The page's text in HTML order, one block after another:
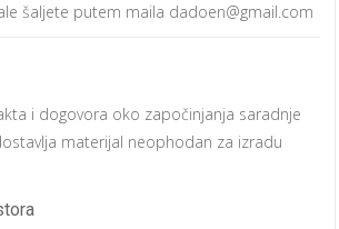
šaljete putem maila dadoen@gmail.com
i dogovora oko započinjanja saradnje
materijal neophodan za izradu